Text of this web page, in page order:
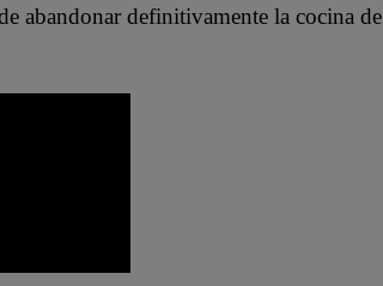
abandonar definitivamente la cocina